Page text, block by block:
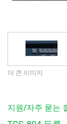
언어/지역
더 큰 이미지
지원/자주 묻는